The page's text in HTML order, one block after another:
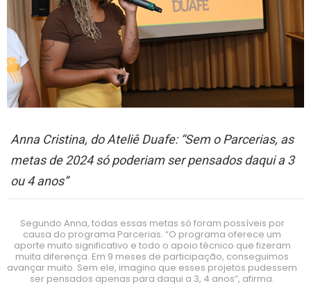
Anna Cristina, do Ateliê Duafe: “Sem o Parcerias, as
metas de 2024 só poderiam ser pensados daqui a 3
ou 4 anos”
Segundo Anna, todas essas metas só foram possíveis por
causa do programa Parcerias. “O programa oferece um
aporte muito significativo e todo o apoio técnico que fizeram
muita diferença. Em 9 meses de participação, conseguimos
avançar muito. Sem ele, imagino que esses projetos pudessem
ser pensados apenas para daqui a 3, 4 anos”, afirma.